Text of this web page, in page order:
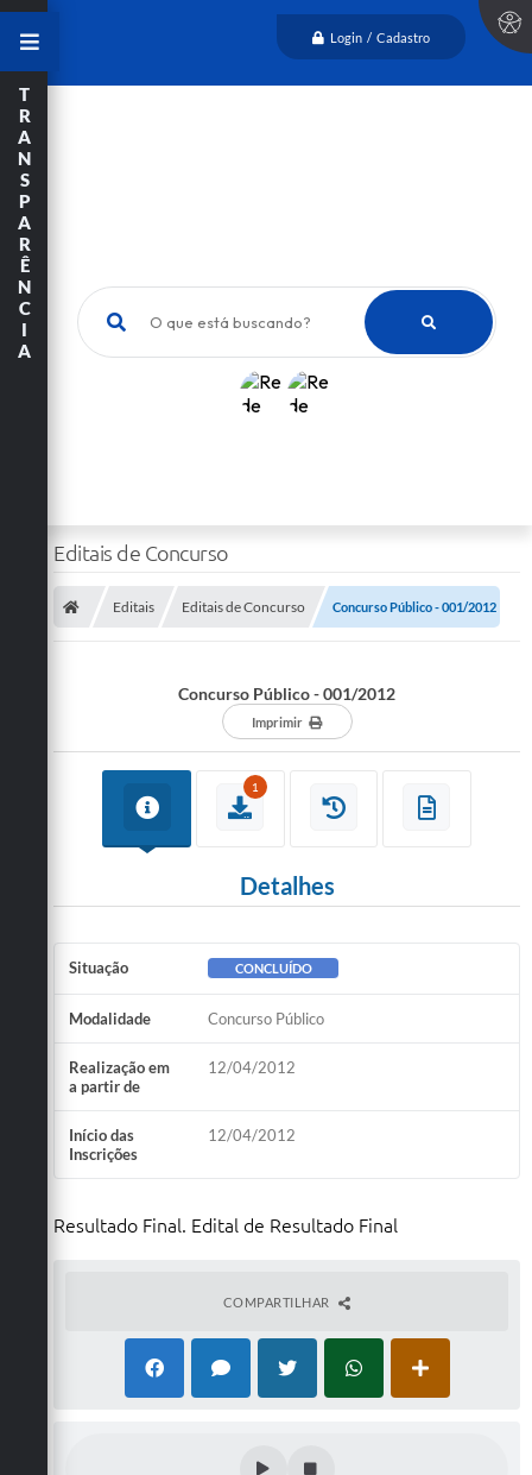
Login / Cadastro
O que está buscando?
T
R
A
N
S
P
A
R
Ê
N
C
I
A
Editais de Concurso
Editais Editais de Concurso Concurso Público - 001/2012
Concurso Público - 001/2012
Imprimir
1
Detalhes
Situação CONCLUÍDO
Modalidade Concurso Público
Realização em
a partir de
12/04/2012
Início das
Inscrições
12/04/2012
Resultado Final. Edital de Resultado Final
COMPARTILHAR